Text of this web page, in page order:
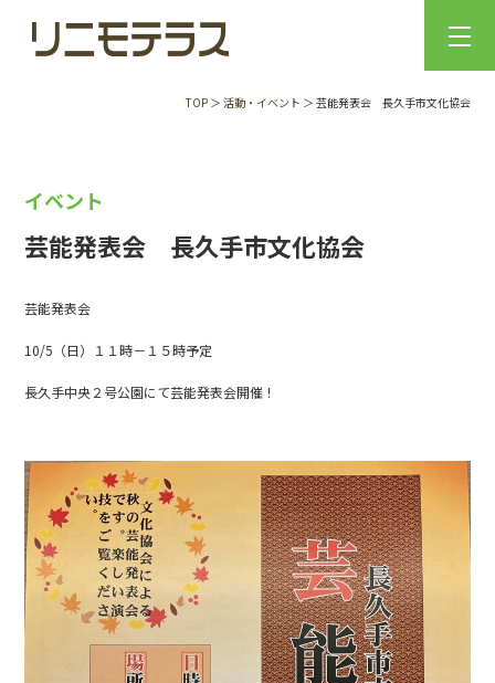
TOP＞ 活動・イベント ＞ 芸能発表会 長久手市文化協会
イベント
芸能発表会 長久手市文化協会
芸能発表会
10/5（日）１１時－１５時予定
長久手中央２号公園にて芸能発表会開催！